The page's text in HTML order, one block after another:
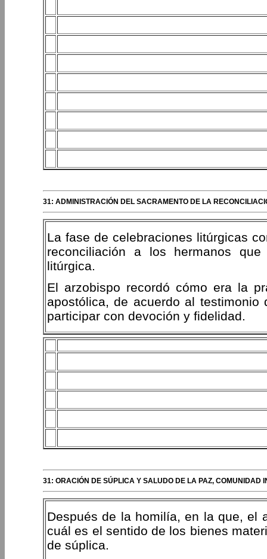
31: ADMINISTRACIÓN DEL SACRAMENTO DE LA
La fase de celebraciones litúrgicas
reconciliación a los hermanos
litúrgica.
El arzobispo recordó cómo era la
apostólica, de acuerdo al
participar con devoción y fidelidad.
31: ORACIÓN DE SÚPLICA Y SALUDO DE LA PAZ, COMUNIDAD
Después de la homilía, en la que, el
cuál es el sentido de los bienes
de súplica.